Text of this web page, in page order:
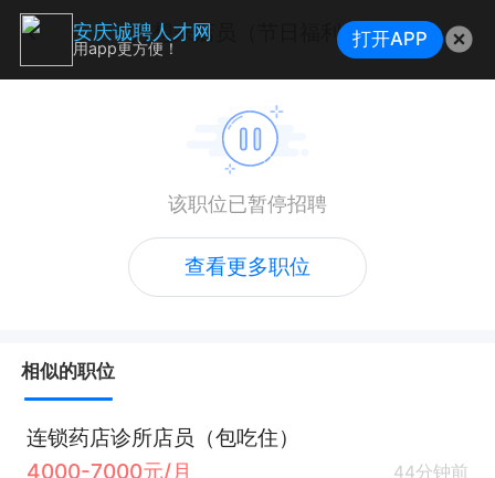
好想来店员（节日福利）
该职位已暂停招聘
查看更多职位
相似的职位
连锁药店诊所店员（包吃住）
4000-7000元/月
44分钟前
安庆诚聘人才网
用app更方便！ 打开APP